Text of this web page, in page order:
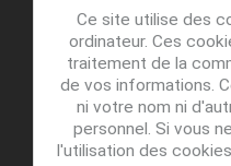
Ce site utilise des
ordinateur. Ces
traitement de la
de vos informations.
ni votre nom ni
personnel. Si vous
l'utilisation des